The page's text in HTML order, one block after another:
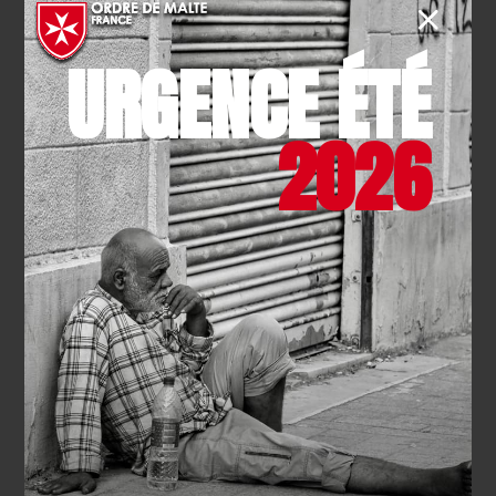
EVÉNEMENT- 31.12.2025
Journées mondiales de la lèpre
et des grandes maladies
endémiques 2026
EN SAVOIR PLUS
URGENCE ÉTÉ
2026